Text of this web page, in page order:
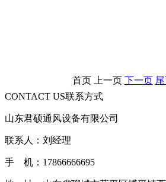
首页 上一页 下一页
CONTACT US联系方式
山东君硕通风设备有限公司
联系人：刘经理
手 机：17866666695